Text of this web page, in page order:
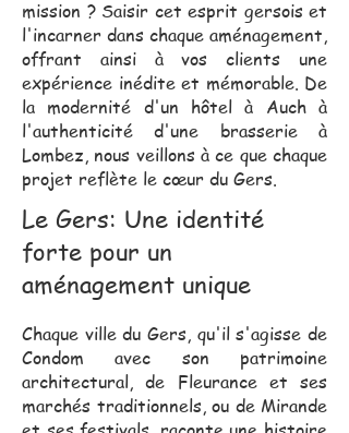
mission ? Saisir cet esprit gersois et
l'incarner dans chaque aménagement,
offrant ainsi à vos clients une
expérience inédite et mémorable. De
la modernité d'un hôtel à Auch à
l'authenticité d'une brasserie à
Lombez, nous veillons à ce que chaque
projet reflète le cœur du Gers.
Le Gers: Une identité
forte pour un
aménagement unique
Chaque ville du Gers, qu'il s'agisse de
Condom avec son patrimoine
architectural, de Fleurance et ses
marchés traditionnels, ou de Mirande